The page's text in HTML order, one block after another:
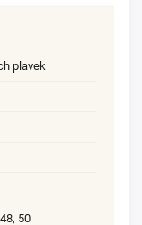
plavek
48, 50